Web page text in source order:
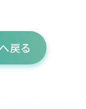
戻る